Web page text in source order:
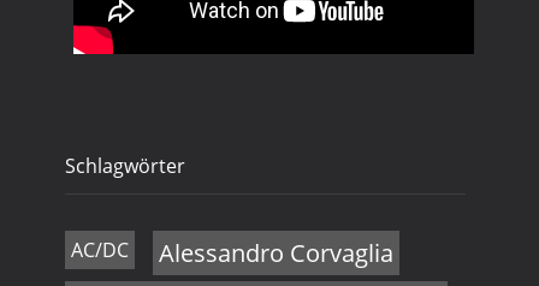
Schlagwörter
AC/DC Alessandro Corvaglia